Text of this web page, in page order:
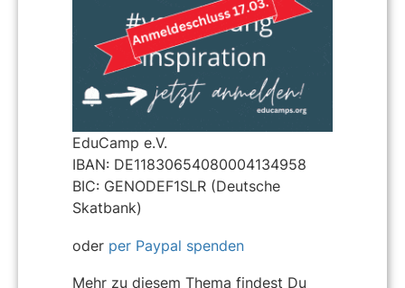
EduCamp e.V.
IBAN: DE11830654080004134958
BIC: GENODEF1SLR (Deutsche
Skatbank)
oder per Paypal spenden
Mehr zu diesem Thema findest Du